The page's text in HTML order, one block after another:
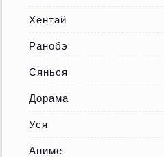
Хентай
Ранобэ
Сянься
Дорама
Уся
Аниме